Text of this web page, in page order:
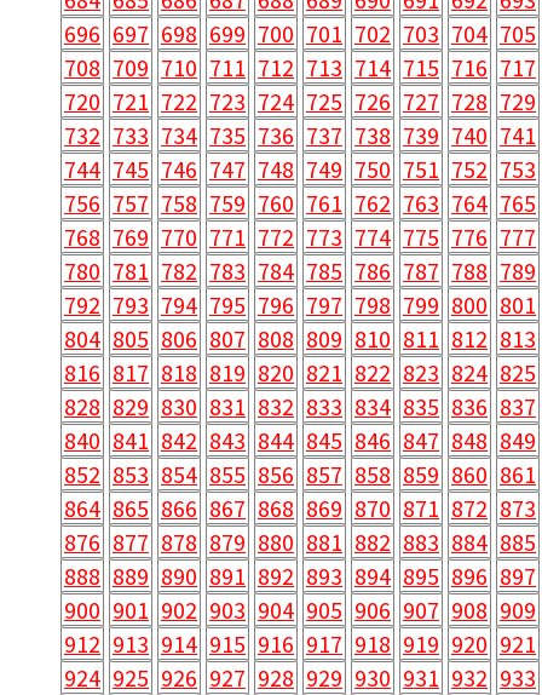
696 697 698 699 700 701 702 703 704 705
708 709 710 711 712 713 714 715 716 717
720 721 722 723 724 725 726 727 728 729
732 733 734 735 736 737 738 739 740 741
744 745 746 747 748 749 750 751 752 753
756 757 758 759 760 761 762 763 764 765
768 769 770 771 772 773 774 775 776 777
780 781 782 783 784 785 786 787 788 789
792 793 794 795 796 797 798 799 800 801
804 805 806 807 808 809 810 811 812 813
816 817 818 819 820 821 822 823 824 825
828 829 830 831 832 833 834 835 836 837
840 841 842 843 844 845 846 847 848 849
852 853 854 855 856 857 858 859 860 861
864 865 866 867 868 869 870 871 872 873
876 877 878 879 880 881 882 883 884 885
888 889 890 891 892 893 894 895 896 897
900 901 902 903 904 905 906 907 908 909
912 913 914 915 916 917 918 919 920 921
924 925 926 927 928 929 930 931 932 933